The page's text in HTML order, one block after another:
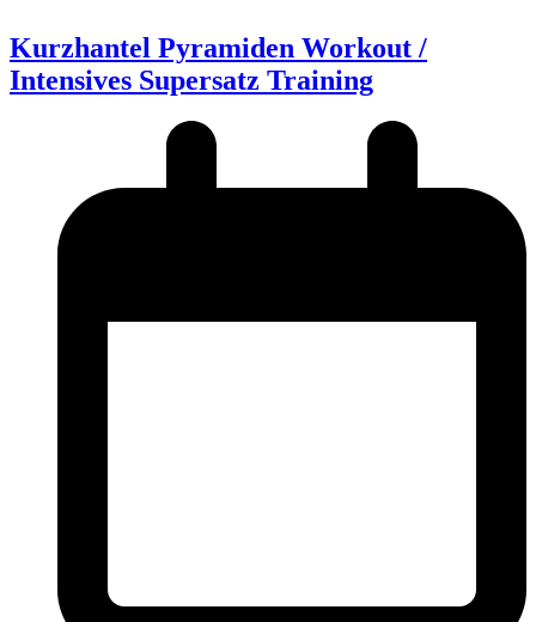
Kurzhantel Pyramiden Workout /
Intensives Supersatz Training